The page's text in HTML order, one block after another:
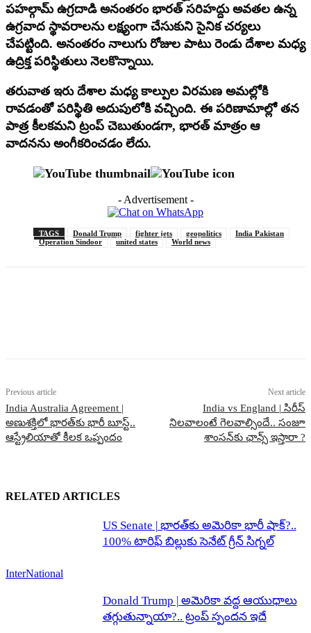
పహల్గామ్ ఉగ్రదాడి అనంతరం భారత్ సరిహద్దు అవతల ఉన్న
ఉగ్రవాద స్థావరాలను లక్ష్యంగా చేసుకుని సైనిక చర్యలు
చేపట్టింది. అనంతరం నాలుగు రోజుల పాటు రెండు దేశాల మధ్య
ఉద్రిక్త పరిస్థితులు నెలకొన్నాయి.
తరువాత ఇరు దేశాల మధ్య కాల్పుల విరమణ అమల్లోకి
రావడంతో పరిస్థితి అదుపులోకి వచ్చింది. ఈ పరిణామాల్లో తన
పాత్ర కీలకమని ట్రంప్ చెబుతుండగా, భారత్ మాత్రం ఆ
వాదనను అంగీకరించడం లేదు.
- Advertisement -
TAGS Donald Trump fighter jets geopolitics
India Pakistan
Operation Sindoor
united states World news
Previous article
India Australia Agreement |
అణుశక్తిలో భారత్‌కు భారీ బూస్ట్..
ఆస్ట్రేలియాతో కీలక ఒప్పందం
Next article
India vs England | సిరీస్
నిలవాలంటే గెలవాల్సిందే.. సంజూ
శాంసన్‌కు ఛాన్స్ ఇస్తారా ?
RELATED ARTICLES
InterNational
US Senate | భారత్‌కు అమెరికా భారీ షాక్?..
100% టారిఫ్ బిల్లుకు సెనేట్ గ్రీన్ సిగ్నల్
Donald Trump | అమెరికా వద్ద ఆయుధాలు
తగ్గుతున్నాయా?.. ట్రంప్ స్పందన ఇదే